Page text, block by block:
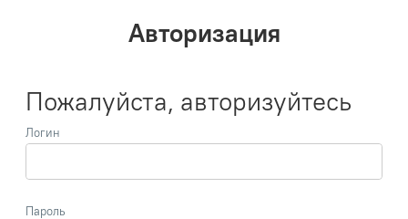
Авторизация
Пожалуйста, авторизуйтесь
Логин
Пароль